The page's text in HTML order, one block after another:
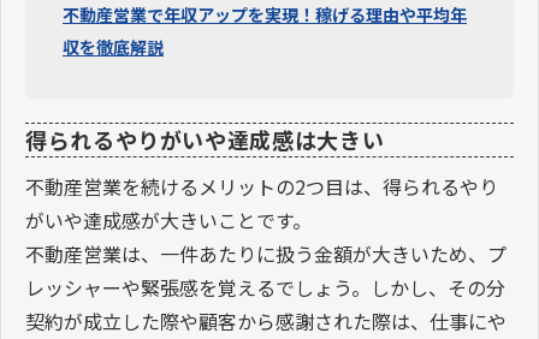
不動産営業で年収アップを実現！稼げる理由や平均年
収を徹底解説
得られるやりがいや達成感は大きい
不動産営業を続けるメリットの2つ目は、得られるやり
がいや達成感が大きいことです。
不動産営業は、一件あたりに扱う金額が大きいため、プ
レッシャーや緊張感を覚えるでしょう。しかし、その分
契約が成立した際や顧客から感謝された際は、仕事にや